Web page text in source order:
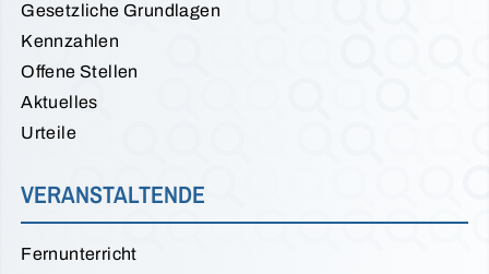
Gesetzliche Grundlagen
Kennzahlen
Offene Stellen
Aktuelles
Urteile
VERANSTALTENDE
Fernunterricht